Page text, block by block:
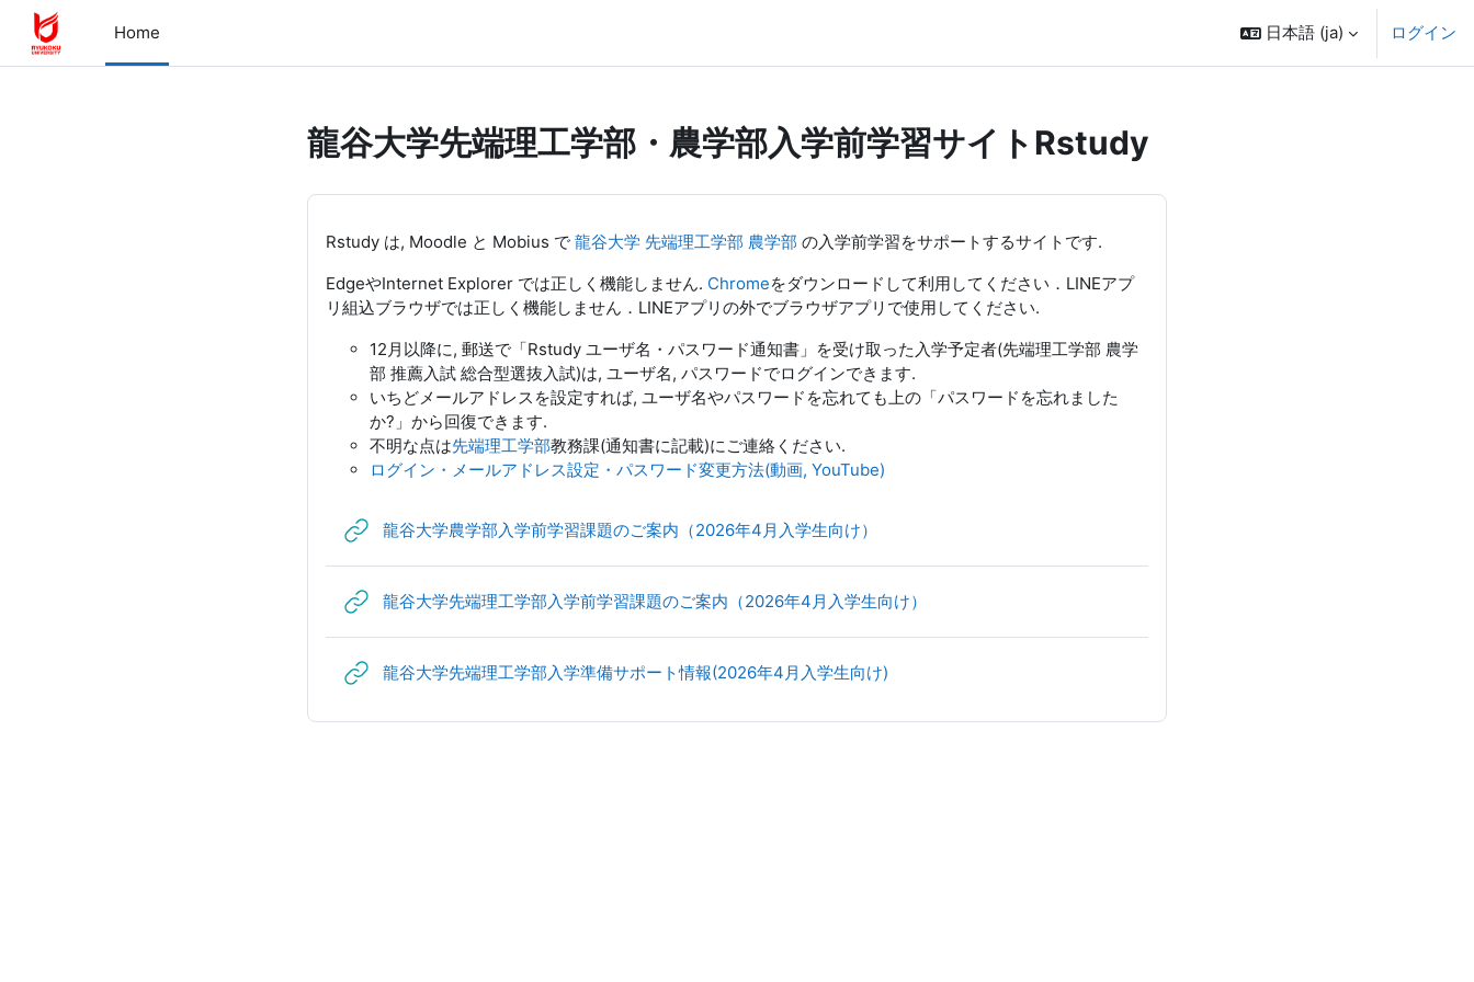
メインコンテンツへスキップする
Home
日本語 ‎(ja)‎ ログイン
龍谷大学先端理工学部・農学部入学前学習サイトRstudy
Rstudy は, Moodle と Mobius で 龍谷大学 先端理工学部 農学部 の入学前学習をサポートするサイトです.
EdgeやInternet Explorer では正しく機能しません. Chromeをダウンロードして利用してください．LINEアプ
リ組込ブラウザでは正しく機能しません．LINEアプリの外でブラウザアプリで使用してください.
12月以降に, 郵送で「Rstudy ユーザ名・パスワード通知書」を受け取った入学予定者(先端理工学部 農学
部 推薦入試 総合型選抜入試)は, ユーザ名, パスワードでログインできます.
いちどメールアドレスを設定すれば, ユーザ名やパスワードを忘れても上の「パスワードを忘れました
か?」から回復できます.
不明な点は先端理工学部教務課(通知書に記載)にご連絡ください.
ログイン・メールアドレス設定・パスワード変更方法(動画, YouTube)
龍谷大学農学部入学前学習課題のご案内（2026年4月入学生向け）
龍谷大学先端理工学部入学前学習課題のご案内（2026年4月入学生向け）
龍谷大学先端理工学部入学準備サポート情報(2026年4月入学生向け)